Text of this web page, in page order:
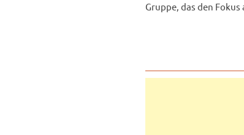
Gruppe, das den